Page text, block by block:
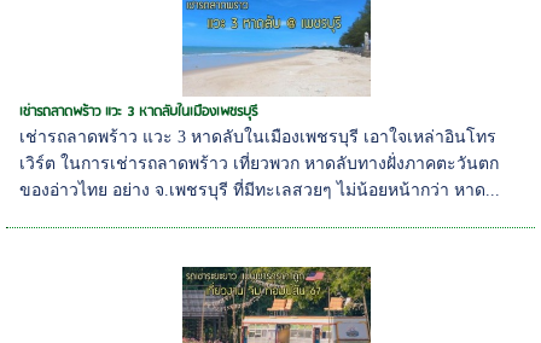
เช่ารถลาดพร้าว แวะ 3 หาดลับในเมืองเพชรบุรี
เช่ารถลาดพร้าว แวะ 3 หาดลับในเมืองเพชรบุรี เอาใจเหล่าอินโทร
เวิร์ต ในการเช่ารถลาดพร้าว เที่ยวพวก หาดลับทางฝั่งภาคตะวันตก
ของอ่าวไทย อย่าง จ.เพชรบุรี ที่มีทะเลสวยๆ ไม่น้อยหน้ากว่า หาด...